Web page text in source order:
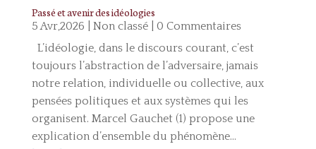
Passé et avenir des idéologies
5 Avr,2026 Non classé| 0 Commentaires
L’idéologie, dans le discours courant, c’est
toujours l’abstraction de l’adversaire, jamais
notre relation, individuelle ou collective, aux
pensées politiques et aux systèmes qui les
organisent. Marcel Gauchet (1) propose une
explication d’ensemble du phénomène...